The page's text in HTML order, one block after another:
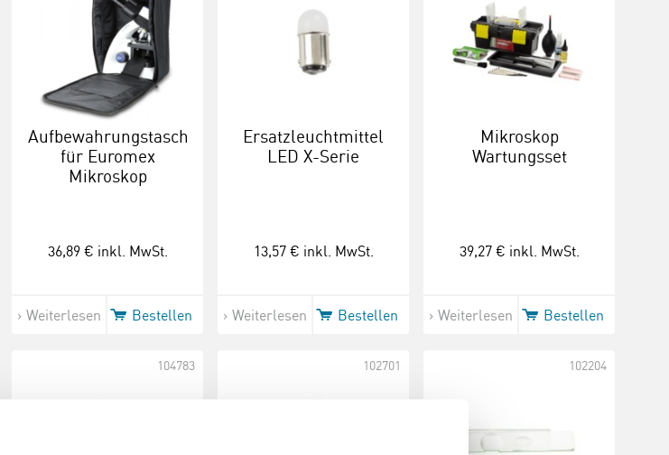
Aufbewahrungstasche
für Euromex
Mikroskop
36,89 € inkl. MwSt.
Weiterlesen Bestellen
Ersatzleuchtmittel
LED X-Serie
13,57 € inkl. MwSt.
Weiterlesen Bestellen
Mikroskop
Wartungsset
39,27 € inkl. MwSt.
Weiterlesen Bestellen
104783 102701 102204